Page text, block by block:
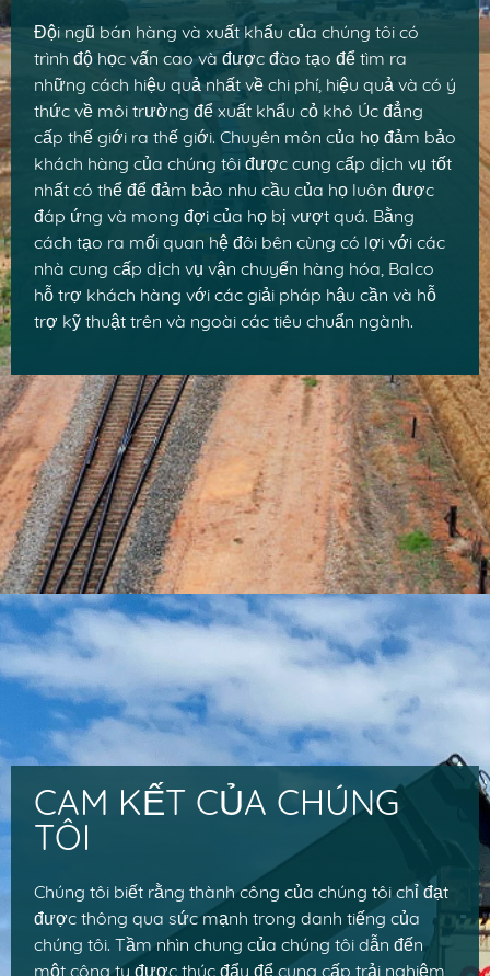
Đội ngũ bán hàng và xuất khẩu của chúng tôi có
trình độ học vấn cao và được đào tạo để tìm ra
những cách hiệu quả nhất về chi phí, hiệu quả và có ý
thức về môi trường để xuất khẩu cỏ khô Úc đẳng
cấp thế giới ra thế giới. Chuyên môn của họ đảm bảo
khách hàng của chúng tôi được cung cấp dịch vụ tốt
nhất có thể để đảm bảo nhu cầu của họ luôn được
đáp ứng và mong đợi của họ bị vượt quá. Bằng
cách tạo ra mối quan hệ đôi bên cùng có lợi với các
nhà cung cấp dịch vụ vận chuyển hàng hóa, Balco
hỗ trợ khách hàng với các giải pháp hậu cần và hỗ
trợ kỹ thuật trên và ngoài các tiêu chuẩn ngành.
CAM KẾT CỦA CHÚNG
TÔI
Chúng tôi biết rằng thành công của chúng tôi chỉ đạt
được thông qua sức mạnh trong danh tiếng của
chúng tôi. Tầm nhìn chung của chúng tôi dẫn đến